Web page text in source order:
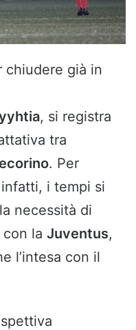
chiudere già in
, si registra
tra
. Per
infatti, i tempi si
necessità di
la Juventus,
l’intesa con il